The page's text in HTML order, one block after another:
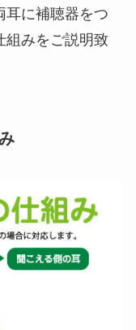
耳に補聴器をつ
組みをご説明致